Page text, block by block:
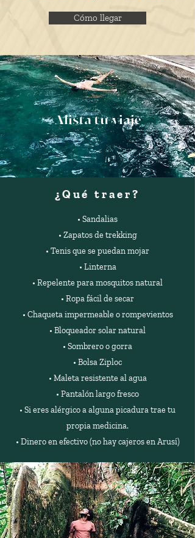
Cómo llegar
Alista tu viaje
¿Qué traer?
• Sandalias
• Zapatos de trekking
• Tenis que se puedan mojar
• Linterna
• Repelente para mosquitos natural
• Ropa fácil de secar
• Chaqueta impermeable o rompevientos
• Bloqueador solar natural
• Sombrero o gorra
• Bolsa Ziploc
• Maleta resistente al agua
• Pantalón largo fresco
• Si eres alérgico a alguna picadura trae tu
propia medicina.
• Dinero en efectivo (no hay cajeros en Arusí)